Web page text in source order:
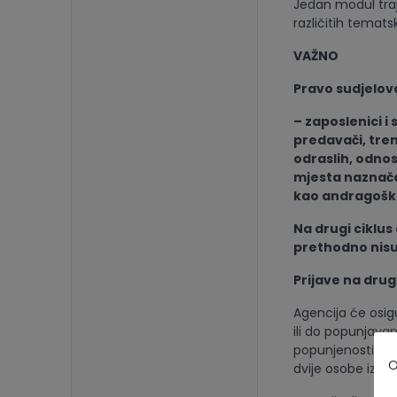
Jedan modul
različitih
VAŽNO
Pravo
– zaposlenici i
predavači,
odraslih,
mjesta
kao
Na drugi
prethodno
Prijave na
Agencija će
ili do
popunjenosti, i
dvije osobe iz